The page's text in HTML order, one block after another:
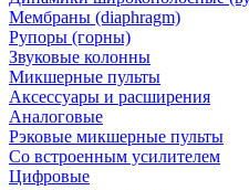
Мембраны (diaphragm)
Рупоры (горны)
Звуковые колонны
Микшерные пульты
Аксессуары и расширения
Аналоговые
Рэковые микшерные пульты
Со встроенным усилителем
Цифровые